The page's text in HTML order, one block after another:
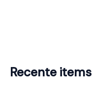
Recente items